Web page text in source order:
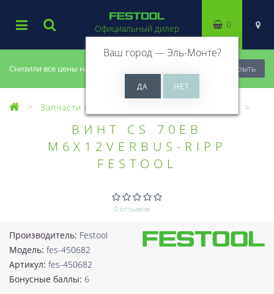
Снизили все цены на 20%, успей купить! Закрыть
Официальный дилер
Ваш город —Эль-Монте?
0
Запчасти Festool
ВИНТ CS 70EB
M6X12VERBUS-RIPP
FESTOOL
0 отзывов
Производитель: Festool
Модель: fes-450682
Артикул: fes-450682
Бонусные баллы: 6